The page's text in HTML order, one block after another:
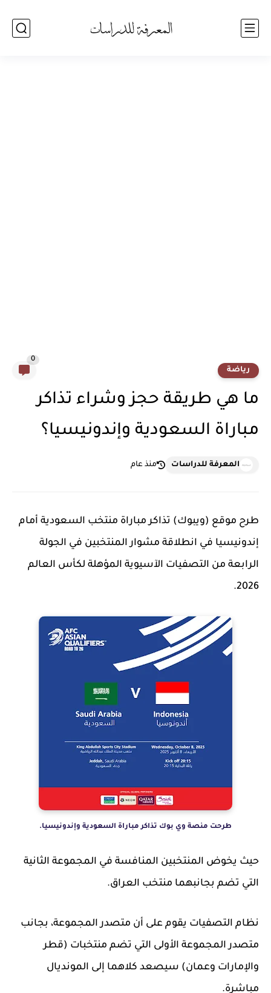
رياضة
0
ما هي طريقة حجز وشراء تذاكر
مباراة السعودية وإندونيسيا؟
المعرفة للدراسات منذ عام
طرح موقع (ويبوك) تذاكر مباراة منتخب السعودية أمام
إندونيسيا في انطلاقة مشوار المنتخبين في الجولة
الرابعة من التصفيات الآسيوية المؤهلة لكأس العالم
2026.
طرحت منصة وي بوك تذاكر مباراة السعودية وإندونيسيا.
حيث يخوض المنتخبين المنافسة في المجموعة الثانية
التي تضم بجانبهما منتخب العراق.
نظام التصفيات يقوم على أن متصدر المجموعة، بجانب
متصدر المجموعة الأولى التي تضم منتخبات (قطر
والإمارات وعمان) سيصعد كلاهما إلى المونديال
مباشرة.